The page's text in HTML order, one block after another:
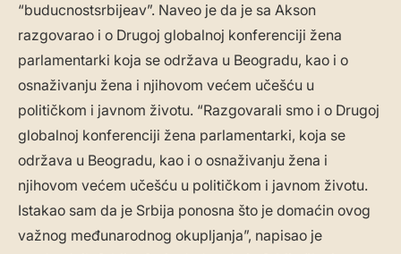
“buducnostsrbijeav”. Naveo je da je sa Akson
razgovarao i o Drugoj globalnoj konferenciji žena
parlamentarki koja se održava u Beogradu, kao i o
osnaživanju žena i njihovom većem učešću u
političkom i javnom životu. “Razgovarali smo i o Drugoj
globalnoj konferenciji žena parlamentarki, koja se
održava u Beogradu, kao i o osnaživanju žena i
njihovom većem učešću u političkom i javnom životu.
Istakao sam da je Srbija ponosna što je domaćin ovog
važnog međunarodnog okupljanja”, napisao je